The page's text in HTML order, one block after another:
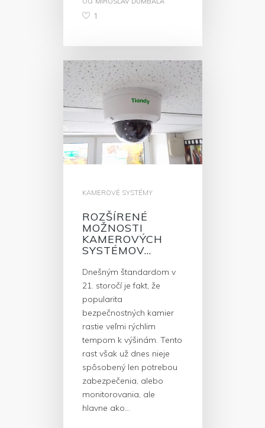
1
KAMEROVÉ SYSTÉMY
ROZŠÍRENÉ
MOŽNOSTI
KAMEROVÝCH
SYSTÉMOV…
Dnešným štandardom v
21. storočí je fakt, že
popularita
bezpečnostných kamier
rastie veľmi rýchlim
tempom k výšinám. Tento
rast však už dnes nieje
spôsobený len potrebou
zabezpečenia, alebo
monitorovania, ale
hlavne ako…